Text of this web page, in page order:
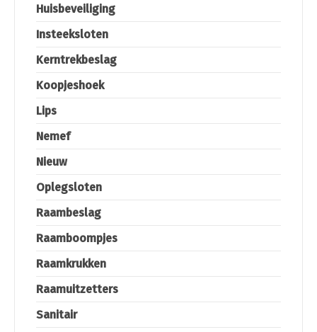
Huisbeveiliging
Insteeksloten
Kerntrekbeslag
Koopjeshoek
Lips
Nemef
Nieuw
Oplegsloten
Raambeslag
Raamboompjes
Raamkrukken
Raamuitzetters
Sanitair